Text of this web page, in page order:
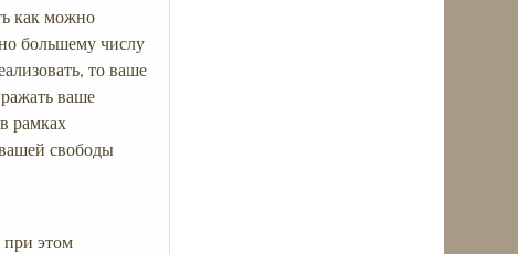
как можно
большему числу
то ваше
ваше
рамках
свободы
этом